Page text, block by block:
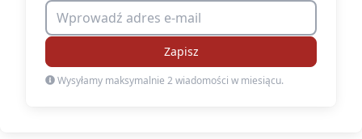
Zapisz
Wysyłamy maksymalnie 2 wiadomości w miesiącu.